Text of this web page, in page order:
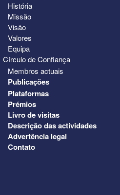
História
Missão
Visão
Valores
Equipa
Círculo de Confiança
Membros actuais
Publicações
Plataformas
Prémios
Livro de visitas
Descrição das actividades
Advertência legal
Contato